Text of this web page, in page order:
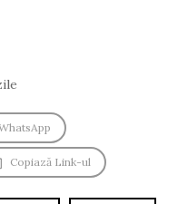
Copiază Link-ul